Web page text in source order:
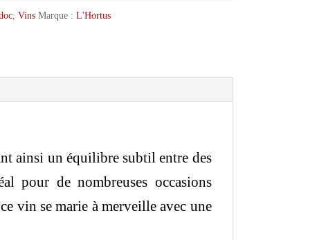
, Vins Marque : L'Hortus
ainsi un équilibre subtil entre des
pour de nombreuses occasions
vin se marie à merveille avec une